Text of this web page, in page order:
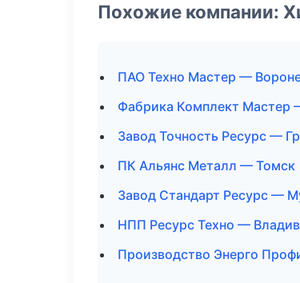
Похожие компании:
ПАО Техно Мастер —
Фабрика Комплект Мастер
Завод Точность Ресурс —
ПК Альянс Металл — Томск
Завод Стандарт Ресурс —
НПП Ресурс Техно —
Производство Энерго